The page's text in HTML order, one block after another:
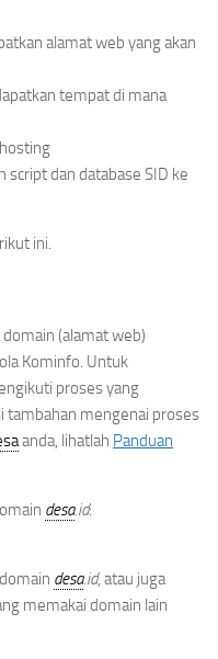
alamat web yang akan
tempat di mana
script dan database SID ke
ini.
(alamat web)
Kominfo. Untuk
proses yang
tambahan mengenai proses
anda, lihatlah Panduan
desa.id:
desa.id, atau juga
memakai domain lain